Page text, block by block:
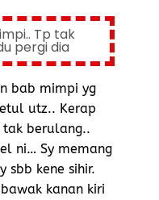
Tp tak
pergi dia
bab mimpi yg
utz.. Kerap
berulang..
ni… Sy memang
sbb kene sihir.
kanan kiri